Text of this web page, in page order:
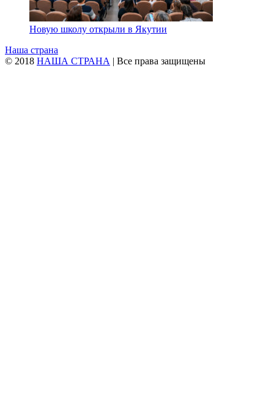
Новую школу открыли в Якутии
Наша страна
© 2018 НАША СТРАНА | Все права защищены